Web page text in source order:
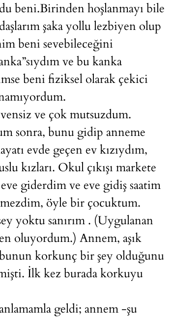
beni.Birinden hoşlanmayı bile
şaka yollu lezbiyen olup
beni sevebileceğini
ve bu kanka
beni fiziksel olarak çekici
ve çok mutsuzdum.
sonra, bunu gidip anneme
evde geçen ev kızıydım,
kızları. Okul çıkışı markete
giderdim ve eve gidiş saatim
öyle bir çocuktum.
yoktu sanırım . (Uygulanan
oluyordum.) Annem, aşık
korkunç bir şey olduğunu
İlk kez burada korkuyu
geldi; annem -şu